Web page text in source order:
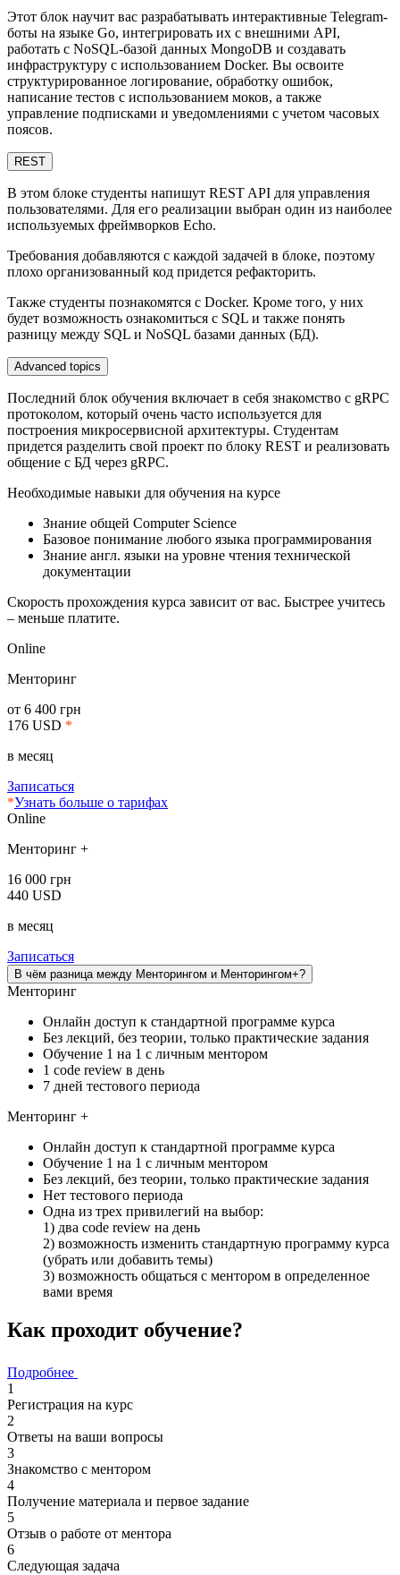
Этот блок научит вас разрабатывать интерактивные Telegram-
боты на языке Go, интегрировать их с внешними API,
работать с NoSQL-базой данных MongoDB и создавать
инфраструктуру с использованием Docker. Вы освоите
структурированное логирование, обработку ошибок,
написание тестов с использованием моков, а также
управление подписками и уведомлениями с учетом часовых
поясов.
REST
В этом блоке студенты напишут REST API для управления
пользователями. Для его реализации выбран один из наиболее
используемых фреймворков Echo.
Требования добавляются с каждой задачей в блоке, поэтому
плохо организованный код придется рефакторить.
Также студенты познакомятся с Docker. Кроме того, у них
будет возможность ознакомиться с SQL и также понять
разницу между SQL и NoSQL базами данных (БД).
Advanced topics
Последний блок обучения включает в себя знакомство с gRPC
протоколом, который очень часто используется для
построения микросервисной архитектуры. Студентам
придется разделить свой проект по блоку REST и реализовать
общение с БД через gRPC.
Необходимые навыки для обучения на курсе
Знание общей Computer Science
Базовое понимание любого языка программирования
Знание англ. языки на уровне чтения технической
документации
Скорость прохождения курса зависит от вас. Быстрее учитесь
– меньше платите.
Online
Менторинг
от 6 400 грн
176 USD *
в месяц
Записаться
*Узнать больше о тарифах
Online
Менторинг +
16 000 грн
440 USD
в месяц
Записаться
В чём разница между Менторингом и Менторингом+?
Менторинг
Онлайн доступ к стандартной программе курса
Без лекций, без теории, только практические задания
Обучение 1 на 1 с личным ментором
1 code review в день
7 дней тестового периода
Менторинг +
Онлайн доступ к стандартной программе курса
Обучение 1 на 1 с личным ментором
Без лекций, без теории, только практические задания
Нет тестового периода
Одна из трех привилегий на выбор:
1) два code review на день
2) возможность изменить стандартную программу курса
(убрать или добавить темы)
3) возможность общаться с ментором в определенное
вами время
Как проходит обучение?
Подробнее
1
Регистрация на курс
2
Ответы на ваши вопросы
3
Знакомство с ментором
4
Получение материала и первое задание
5
Отзыв о работе от ментора
6
Следующая задача